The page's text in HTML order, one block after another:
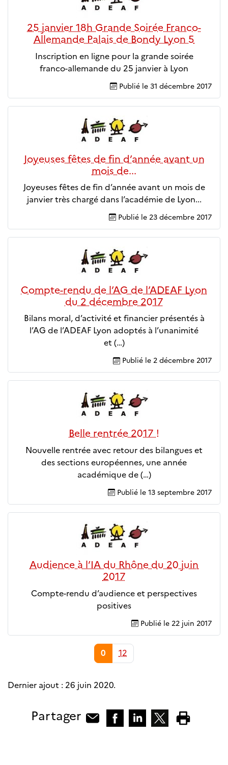
25 janvier 18h Grande Soirée Franco-
Allemande Palais de Bondy Lyon 5
Inscription en ligne pour la grande soirée
franco-allemande du 25 janvier à Lyon
Publié le 31 décembre 2017
Joyeuses fêtes de fin d’année avant un
mois de...
Joyeuses fêtes de fin d’année avant un mois de
janvier très chargé dans l’académie de Lyon...
Publié le 23 décembre 2017
Compte-rendu de l’AG de l’ADEAF Lyon
du 2 décembre 2017
Bilans moral, d’activité et financier présentés à
l’AG de l’ADEAF Lyon adoptés à l’unanimité
et (…)
Publié le 2 décembre 2017
Belle rentrée 2017 !
Nouvelle rentrée avec retour des bilangues et
des sections européennes, une année
académique de (…)
Publié le 13 septembre 2017
Audience à l’IA du Rhône du 20 juin
2017
Compte-rendu d’audience et perspectives
positives
Publié le 22 juin 2017
0 12
Dernier ajout : 26 juin 2020.
Partager